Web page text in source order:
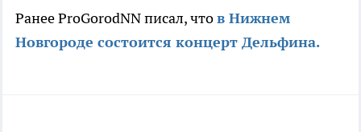
Ранее ProGorodNN писал, чтов Нижнем
Новгороде состоится концерт Дельфина.